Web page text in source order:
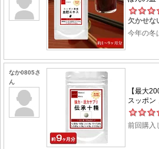
欠かせな
今年の冬
なか0805さ
ん
【最大
スッポン
前回購入